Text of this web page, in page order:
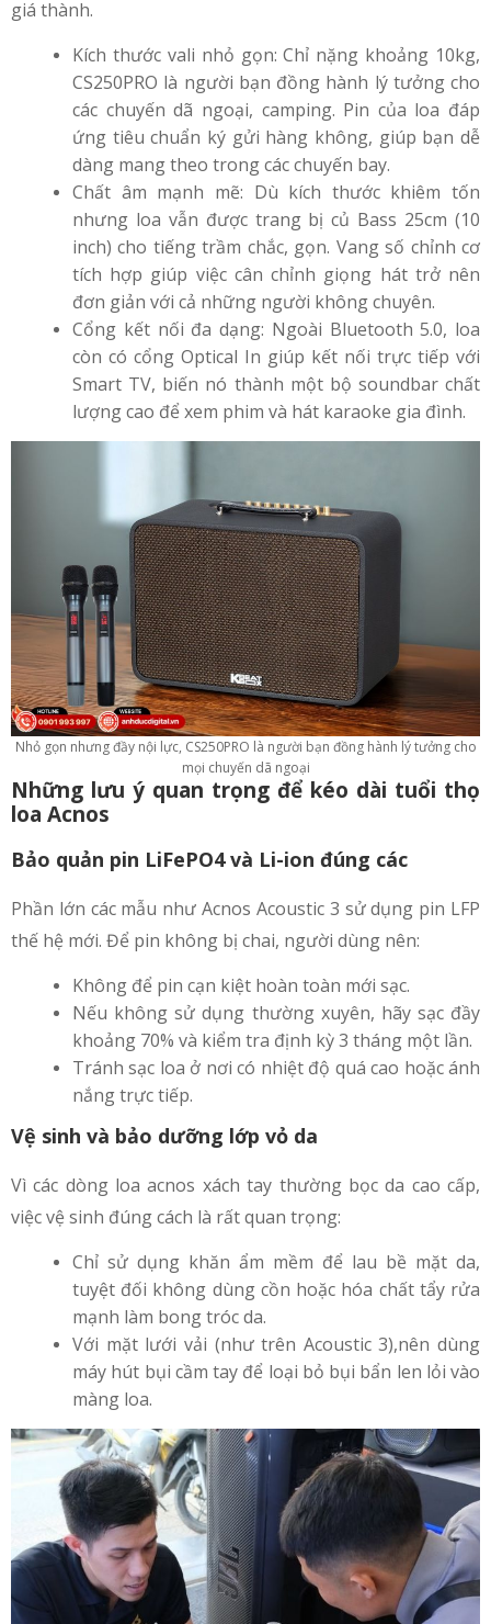
giá thành.
Kích thước vali nhỏ gọn: Chỉ nặng khoảng 10kg,
CS250PRO là người bạn đồng hành lý tưởng cho
các chuyến dã ngoại, camping. Pin của loa đáp
ứng tiêu chuẩn ký gửi hàng không, giúp bạn dễ
dàng mang theo trong các chuyến bay.
Chất âm mạnh mẽ: Dù kích thước khiêm tốn
nhưng loa vẫn được trang bị củ Bass 25cm (10
inch) cho tiếng trầm chắc, gọn. Vang số chỉnh cơ
tích hợp giúp việc cân chỉnh giọng hát trở nên
đơn giản với cả những người không chuyên.
Cổng kết nối đa dạng: Ngoài Bluetooth 5.0, loa
còn có cổng Optical In giúp kết nối trực tiếp với
Smart TV, biến nó thành một bộ soundbar chất
lượng cao để xem phim và hát karaoke gia đình.
Nhỏ gọn nhưng đầy nội lực, CS250PRO là người bạn đồng hành lý tưởng cho
mọi chuyến dã ngoại
Những lưu ý quan trọng để kéo dài tuổi thọ
loa Acnos
Bảo quản pin LiFePO4 và Li-ion đúng các
Phần lớn các mẫu như Acnos Acoustic 3 sử dụng pin LFP
thế hệ mới. Để pin không bị chai, người dùng nên:
Không để pin cạn kiệt hoàn toàn mới sạc.
Nếu không sử dụng thường xuyên, hãy sạc đầy
khoảng 70% và kiểm tra định kỳ 3 tháng một lần.
Tránh sạc loa ở nơi có nhiệt độ quá cao hoặc ánh
nắng trực tiếp.
Vệ sinh và bảo dưỡng lớp vỏ da
Vì các dòng loa acnos xách tay thường bọc da cao cấp,
việc vệ sinh đúng cách là rất quan trọng:
Chỉ sử dụng khăn ẩm mềm để lau bề mặt da,
tuyệt đối không dùng cồn hoặc hóa chất tẩy rửa
mạnh làm bong tróc da.
Với mặt lưới vải (như trên Acoustic 3),nên dùng
máy hút bụi cầm tay để loại bỏ bụi bẩn len lỏi vào
màng loa.